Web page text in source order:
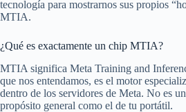
tecnología para mostrarnos sus propios
MTIA.
¿Qué es exactamente un chip MTIA?
MTIA significa Meta Training and
que nos entendamos, es el motor
dentro de los servidores de Meta. No es
propósito general como el de tu portátil.